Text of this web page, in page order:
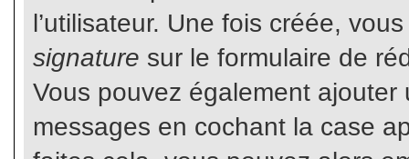
l’utilisateur. Une fois créée,
signature sur le formulaire de
Vous pouvez également
messages en cochant la case